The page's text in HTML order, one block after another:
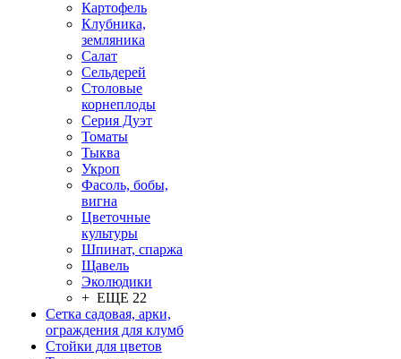
Картофель
Клубника,
земляника
Салат
Сельдерей
Столовые
корнеплоды
Серия Дуэт
Томаты
Тыква
Укроп
Фасоль, бобы,
вигна
Цветочные
культуры
Шпинат, спаржа
Щавель
Эколюдики
+ ЕЩЕ 22
Сетка садовая, арки,
ограждения для клумб
Стойки для цветов